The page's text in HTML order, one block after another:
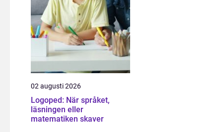
02 augusti 2026
Logoped: När språket,
läsningen eller
matematiken skaver